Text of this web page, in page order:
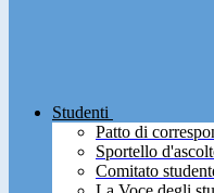
Studenti
Patto di
Sportello
Comitato